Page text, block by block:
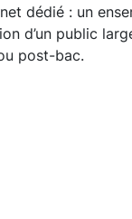
dédié : un
d’un public
post-bac.